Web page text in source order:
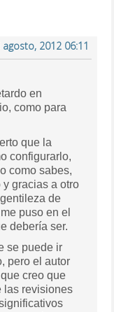
agosto, 2012 06:11
en
como para
que la
configurarlo,
como sabes,
gracias a otro
de
puso en el
debería ser.
se puede ir
pero el autor
creo que
las revisiones